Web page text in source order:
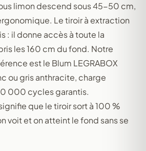
limon descend sous 45-50 cm,
Le tiroir à extraction
: il donne accès à toute la
les 160 cm du fond. Notre
est le Blum LEGRABOX
ou gris anthracite, charge
000 cycles garantis.
que le tiroir sort à 100 %
voit et on atteint le fond sans se